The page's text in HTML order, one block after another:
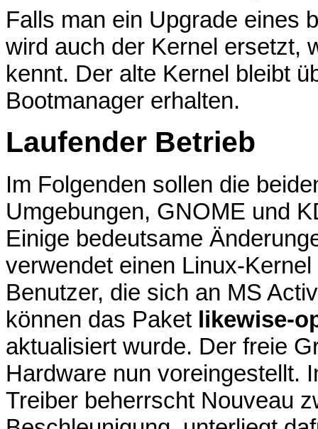
Falls man ein Upgrade eines
wird auch der Kernel ersetzt,
kennt. Der alte Kernel bleibt
Bootmanager erhalten.
Laufender Betrieb
Im Folgenden sollen die
Umgebungen, GNOME und
Einige bedeutsame
verwendet einen Linux-
Benutzer, die sich an MS
können das Paket likewise-
aktualisiert wurde. Der freie
Hardware nun voreingestellt.
Treiber beherrscht Nouveau